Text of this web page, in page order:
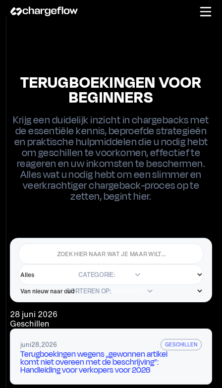
TERUGBOEKINGEN VOOR
BEGINNERS
Krijg een duidelijk inzicht in chargebacks met
de essentiële kennis, beproefde strategieën
en praktische hulpmiddelen die u nodig hebt
om geschillen te voorkomen, effectief te
reageren en uw inkomsten te beschermen.
Alles wat u nodig hebt om een slimmer en
veerkrachtiger chargeback-proces op te
zetten, begint hier.
CATEGORIE:
SORTEREN OP:
28 juni 2026
Geschillen
juni28,2026 GESCHILLEN
Terugboekingen wegens „gewonnen artikel
komt niet overeen met de beschrijving”:
Handleiding voor verkopers voor 2026